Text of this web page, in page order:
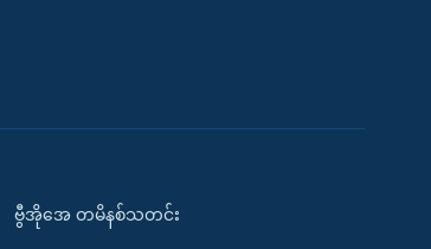
ဗွီအိုအေ တမိနစ်သတင်း